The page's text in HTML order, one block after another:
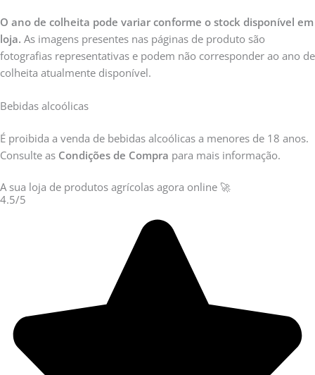
O ano de colheita pode variar conforme o stock disponível em
loja. As imagens presentes nas páginas de produto são
fotografias representativas e podem não corresponder ao ano de
colheita atualmente disponível.
Bebidas alcoólicas
É proibida a venda de bebidas alcoólicas a menores de 18 anos.
Consulte as Condições de Compra para mais informação.
A sua loja de produtos agrícolas agora online 🚀
4.5/5